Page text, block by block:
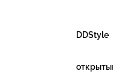
DDStyle